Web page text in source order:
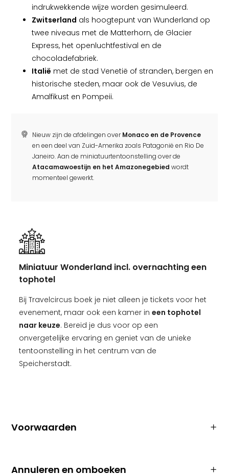
indrukwekkende wijze worden gesimuleerd.
Zwitserland als hoogtepunt van Wunderland op
twee niveaus met de Matterhorn, de Glacier
Express, het openluchtfestival en de
chocoladefabriek.
Italië met de stad Venetië of stranden, bergen en
historische steden, maar ook de Vesuvius, de
Amalfikust en Pompeii.
Nieuw zijn de afdelingen overMonaco en de Provence
en een deel van Zuid-Amerika zoals Patagonië en Rio De
Janeiro. Aan de miniatuurtentoonstelling over de
Atacamawoestijn en het Amazonegebied wordt
momenteel gewerkt.
Miniatuur Wonderland incl. overnachting een
tophotel
Bij Travelcircus boek je niet alleen je tickets voor het
evenement, maar ook een kamer in een tophotel
naar keuze. Bereid je dus voor op een
onvergetelijke ervaring en geniet van de unieke
tentoonstelling in het centrum van de
Speicherstadt.
Voorwaarden
Annuleren en omboeken